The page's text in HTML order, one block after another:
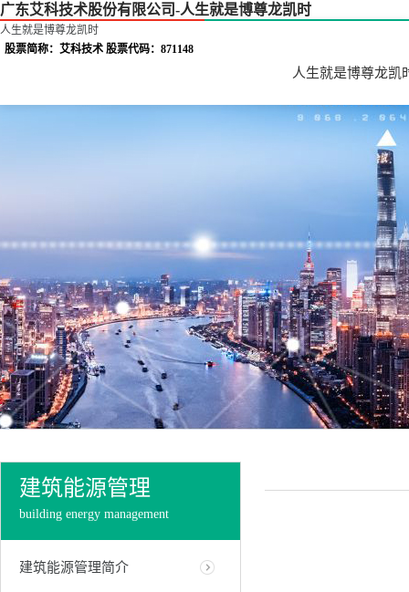
广东艾科技术股份有限公司-人生就是博尊龙凯时
人生就是博尊龙凯时
股票简称：艾科技术 股票代码：871148
人生就是博尊龙凯
建筑能源管理
building energy management
建筑能源管理简介